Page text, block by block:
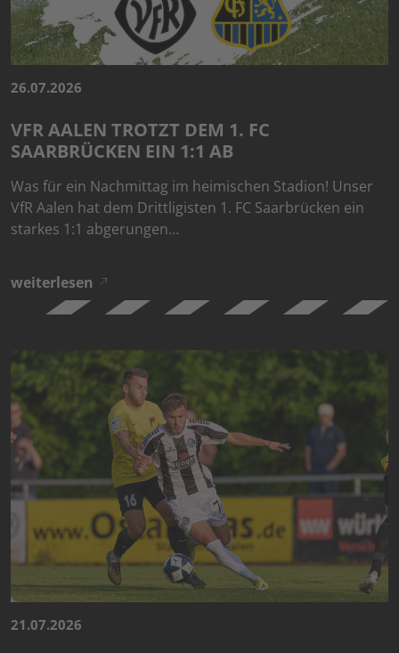
26.07.2026
VFR AALEN TROTZT DEM 1. FC
SAARBRÜCKEN EIN 1:1 AB
Was für ein Nachmittag im heimischen Stadion! Unser
VfR Aalen hat dem Drittligisten 1. FC Saarbrücken ein
starkes 1:1 abgerungen…
weiterlesen
21.07.2026